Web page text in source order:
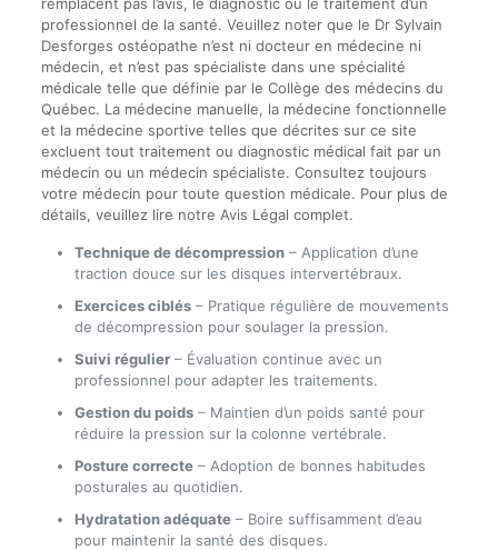
professionnel de la santé. Veuillez noter que le Dr Sylvain
Desforges ostéopathe n’est ni docteur en médecine ni
médecin, et n’est pas spécialiste dans une spécialité
médicale telle que définie par le Collège des médecins du
Québec. La médecine manuelle, la médecine fonctionnelle
et la médecine sportive telles que décrites sur ce site
excluent tout traitement ou diagnostic médical fait par un
médecin ou un médecin spécialiste. Consultez toujours
votre médecin pour toute question médicale. Pour plus de
détails, veuillez lire notre Avis Légal complet.
Technique de décompression– Application d’une
traction douce sur les disques intervertébraux.
Exercices ciblés– Pratique régulière de mouvements
de décompression pour soulager la pression.
Suivi régulier– Évaluation continue avec un
professionnel pour adapter les traitements.
Gestion du poids– Maintien d’un poids santé pour
réduire la pression sur la colonne vertébrale.
Posture correcte– Adoption de bonnes habitudes
posturales au quotidien.
Hydratation adéquate– Boire suffisamment d’eau
pour maintenir la santé des disques.